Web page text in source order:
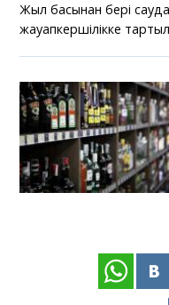
Жыл басынан бері
жауапкершілікке